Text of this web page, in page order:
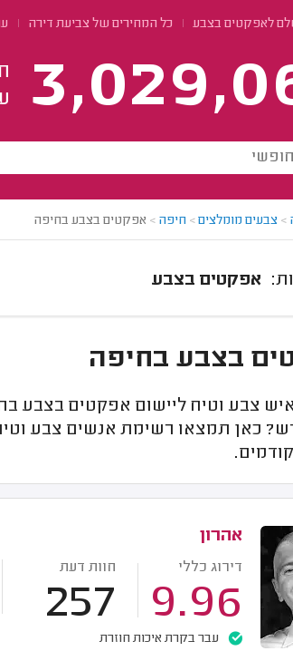
לאפקטים בצבע כל המחירים של צביעת דירה
> צבעים מומלצים> חיפה > אפקטים בצבע בחיפה
אפקטים בצבע
בצבע בחיפה
צבע וטיח ליישום אפקטים בצבע
כאן תמצאו רשימת אנשים צבע
אהרון
דירוג כללי
9.96
חוות דעת
257
עבר בקרת איכות חוזרת